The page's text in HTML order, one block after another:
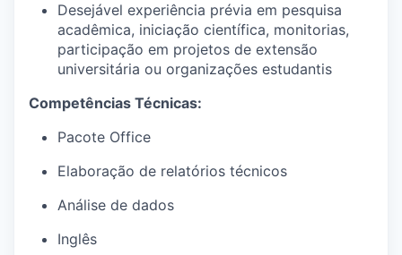
Desejável experiência prévia em pesquisa
acadêmica, iniciação científica, monitorias,
participação em projetos de extensão
universitária ou organizações estudantis
Competências Técnicas:
Pacote Office
Elaboração de relatórios técnicos
Análise de dados
Inglês